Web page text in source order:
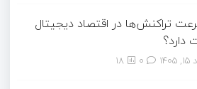
تراکنش‌ها در اقتصاد دیجیتال
دارد؟
18